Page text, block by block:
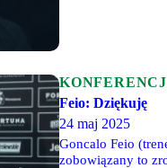
Feio: Dziękuję
24 maj 2025
Goncalo Feio
zobowiązany to